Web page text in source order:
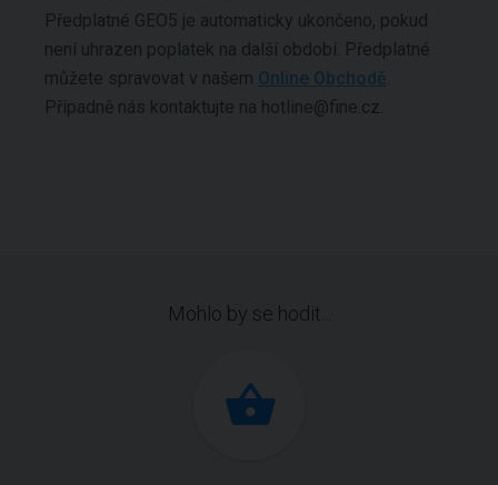
Předplatné GEO5 je automaticky ukončeno, pokud
není uhrazen poplatek na další období. Předplatné
můžete spravovat v našem Online Obchodě
Případně nás kontaktujte na hotline@fine.cz.
Mohlo by se hodit...